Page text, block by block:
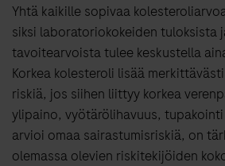
Yhtä kaikille sopivaa
siksi laboratoriokokeiden tuloksista
tavoitearvoista tulee keskustella
Korkea kolesteroli lisää
riskiä, jos siihen liittyy korkea
ylipaino, vyötärölihavuus,
arvioi omaa sairastumisriskiä, on
olemassa olevien riskitekijöiden